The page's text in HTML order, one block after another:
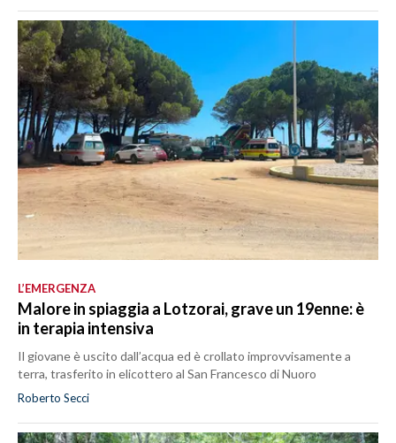
L’EMERGENZA
Malore in spiaggia a Lotzorai, grave un 19enne: è
in terapia intensiva
Il giovane è uscito dall’acqua ed è crollato improvvisamente a
terra, trasferito in elicottero al San Francesco di Nuoro
Roberto Secci